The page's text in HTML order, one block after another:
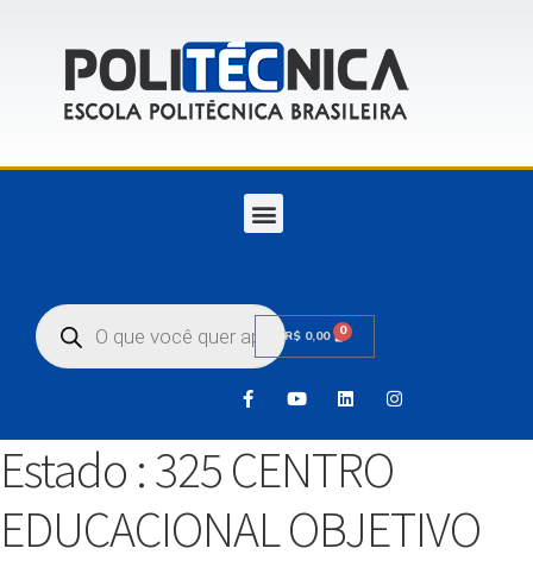
R$ 0,00 0
Estado :325 CENTRO
EDUCACIONAL OBJETIVO